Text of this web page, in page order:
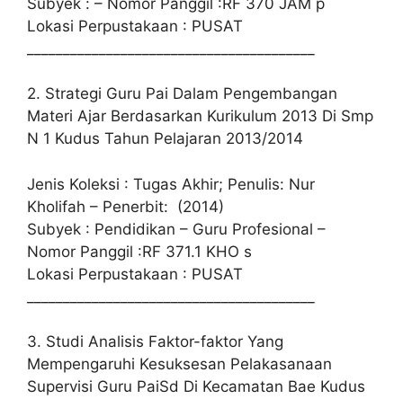
Lokasi Perpustakaan : PUSAT
2. Strategi Guru Pai Dalam Pengembangan
Materi Ajar Berdasarkan Kurikulum 2013 Di Smp
N 1 Kudus Tahun Pelajaran 2013/2014
Jenis Koleksi : Tugas Akhir; Penulis: Nur
Kholifah – Penerbit: (2014)
Subyek : Pendidikan – Guru Profesional –
Nomor Panggil :RF 371.1 KHO s
Lokasi Perpustakaan : PUSAT
3. Studi Analisis Faktor-faktor Yang
Mempengaruhi Kesuksesan Pelakasanaan
Supervisi Guru PaiSd Di Kecamatan Bae Kudus